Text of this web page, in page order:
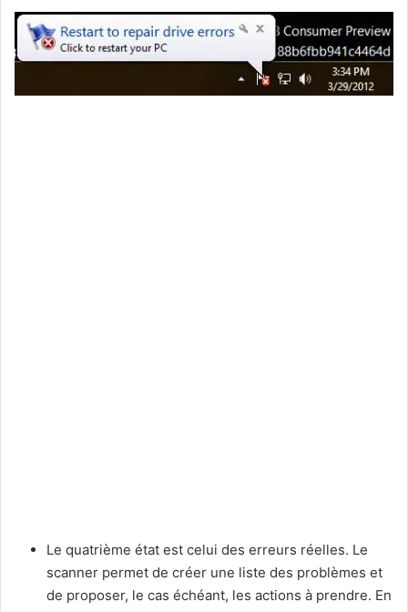
Le quatrième état est celui des erreurs réelles. Le
scanner permet de créer une liste des problèmes et
de proposer, le cas échéant, les actions à prendre. En